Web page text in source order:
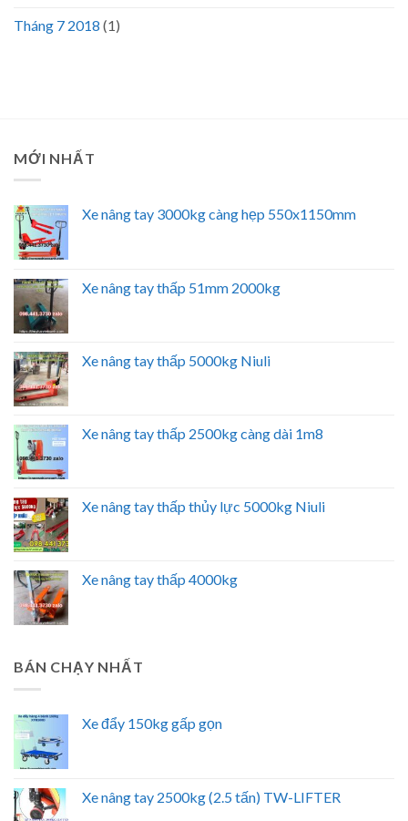
Tháng 7 2018 (1)
MỚI NHẤT
Xe nâng tay 3000kg càng hẹp 550x1150mm
Xe nâng tay thấp 51mm 2000kg
Xe nâng tay thấp 5000kg Niuli
Xe nâng tay thấp 2500kg càng dài 1m8
Xe nâng tay thấp thủy lực 5000kg Niuli
Xe nâng tay thấp 4000kg
BÁN CHẠY NHẤT
Xe đẩy 150kg gấp gọn
Xe nâng tay 2500kg (2.5 tấn) TW-LIFTER